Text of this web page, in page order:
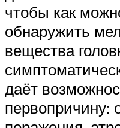
чтобы как
обнаружить
вещества
даёт
первопричину: